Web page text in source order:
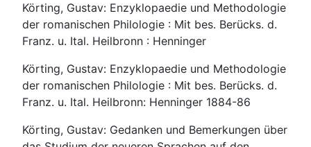
Körting, Gustav: Enzyklopaedie und Methodologie
der romanischen Philologie : Mit bes. Berücks. d.
Franz. u. Ital. Heilbronn : Henninger
Körting, Gustav: Enzyklopaedie und Methodologie
der romanischen Philologie : Mit bes. Berücks. d.
Franz. u. Ital. Heilbronn: Henninger 1884-86
Körting, Gustav: Gedanken und Bemerkungen über